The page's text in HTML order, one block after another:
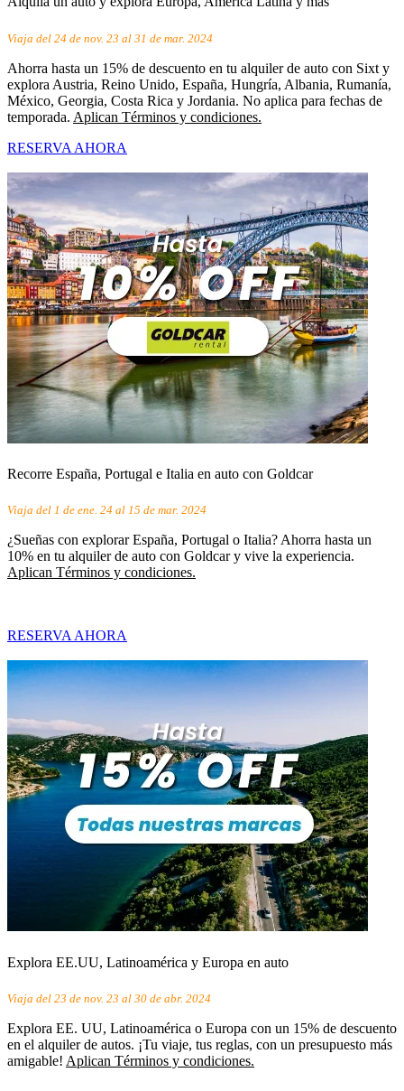
Viaja del 24 de nov. 23 al 31 de mar. 2024
Ahorra hasta un 15% de descuento en tu alquiler de auto con Sixt y
explora Austria, Reino Unido, España, Hungría, Albania, Rumanía,
México, Georgia, Costa Rica y Jordania. No aplica para fechas de
temporada. Aplican Términos y condiciones.
RESERVA AHORA
Recorre España, Portugal e Italia en auto con Goldcar
Viaja del 1 de ene. 24 al 15 de mar. 2024
¿Sueñas con explorar España, Portugal o Italia? Ahorra hasta un
10% en tu alquiler de auto con Goldcar y vive la experiencia.
Aplican Términos y condiciones.
RESERVA AHORA
Explora EE.UU, Latinoamérica y Europa en auto
Viaja del 23 de nov. 23 al 30 de abr. 2024
Explora EE. UU, Latinoamérica o Europa con un 15% de descuento
en el alquiler de autos. ¡Tu viaje, tus reglas, con un presupuesto más
amigable! Aplican Términos y condiciones.